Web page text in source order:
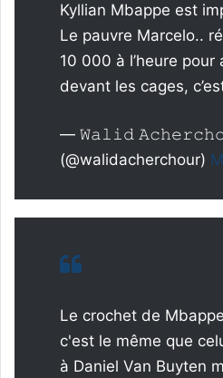
Kyllian Mbappe est
Le pauvre Marcelo..
10 000 à l’heure
devant les cages,
— 𝚆𝚊𝚕𝚒𝚍
(@walidacherchour)
Le crochet de
c'est le même que
à Daniel Van Buyten